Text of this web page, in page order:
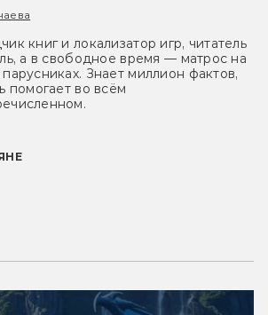
книг и локализатор игр, читатель
а в свободное время — матрос на
Знает миллион фактов,
помогает во всём